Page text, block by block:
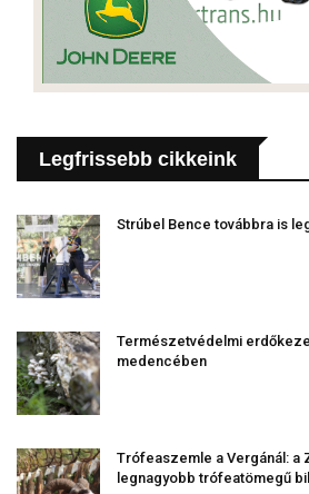
Legfrissebb cikkeink
Strúbel Bence továbbra is
Természetvédelmi
medencében
Trófeaszemle a Vergánál: a
legnagyobb trófeatömegű